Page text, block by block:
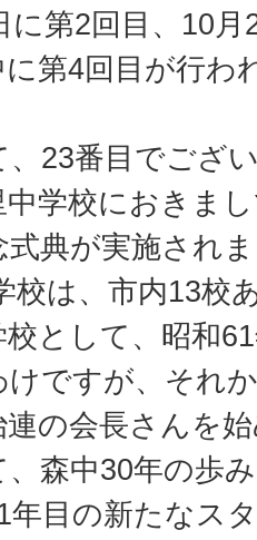
に第2回目、10
第4回目が行わ
23番目でござ
中学校におきま
式典が実施され
校は、市内13校
として、昭和
けですが、それ
連の会長さんを
、森中30年の歩
年目の新たなス